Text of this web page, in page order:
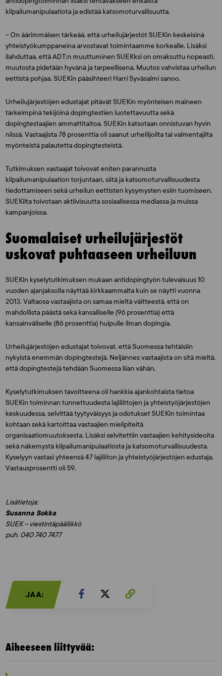
kilpailumanipulaatiota ja edistää katsomoturvallisuutta.
– On äärimmäisen tärkeää, että urheilujärjestöt SUEKin keskeisinä
yhteistyökumppaneina arvostavat toimintaamme korkealle. Lisäksi
ilahduttaa, että ADT:n muuttuminen SUEKksi on omaksuttu nopeasti,
muutosta pidetään hyvänä ja tarpeellisena. Muutos vahvistaa urheilun
eettistä pohjaa, SUEKin pääsihteeri Harri Syväsalmisanoo.
Urheilujärjestöjen edustajat pitävät SUEKin myönteisen maineen
tärkeimpinä tekijöinä dopingtestien luotettavuutta sekä
dopingtestaajien ammattitaitoa. SUEKin katsotaan onnistuvan hyvin
niissä. Vastaajista 78 prosenttia oli saanut urheilijoilta tai valmentajilta
myönteistä palautetta dopingtesteistä.
Tutkimuksen vastaajat toivovat eniten parannusta
kilpailumanipulaation torjuntaan, siitä ja katsomoturvallisuudesta
tiedottamiseen sekä urheilun eettisten kysymysten esiin tuomiseen.
SUEKilta toivotaan aktiivisuutta sosiaalisessa mediassa ja muissa
kampanjoissa.
Suomalaiset urheilujärjestöt
uskovat puhtaaseen urheiluun
SUEKin kyselytutkimuksen mukaan antidopingtyön tulevaisuus 10
vuoden ajanjaksolla näyttää kirkkaammalta kuin se näytti vuonna
2013. Valtaosa vastaajista on samaa mieltä väitteestä, että on
mahdollista päästä sekä kansalliselle (96 prosenttia) että
kansainväliselle (86 prosenttia) huipulle ilman dopingia.
Urheilujärjestöjen edustajat toivovat, että Suomessa tehtäisiin
nykyistä enemmän dopingtestejä. Neljännes vastaajista on sitä mieltä,
että dopingtestejä tehdään Suomessa liian vähän.
Kyselytutkimuksen tavoitteena oli hankkia ajankohtaista tietoa
SUEKin toiminnan tunnettuudesta lajiliittojen ja yhteistyöjärjestöjen
keskuudessa, selvittää tyytyväisyys ja odotukset SUEKin toimintaa
kohtaan sekä kartoittaa vastaajien mielipiteitä
organisaatiomuutoksesta. Lisäksi selvitettiin vastaajien kehitysideoita
sekä näkemystä kilpailumanipulaatiosta ja katsomoturvallisuudesta.
Kyselyyn vastasi yhteensä 47 lajiliiton ja yhteistyöjärjestöjen edustaja.
Vastausprosentti oli 59.
Lisätietoja:
Susanna Sokka
SUEK – viestintäpäällikkö
puh. 040 740 7477
JAA:
Aiheeseen liittyvää: